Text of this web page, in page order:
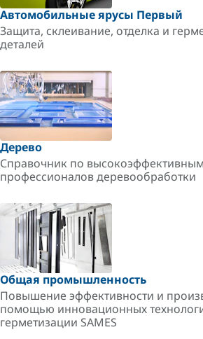
Автомобильные ярусы Первый
Защита, склеивание, отделка и
деталей
Дерево
Справочник по
профессионалов деревообработки
Общая промышленность
Повышение эффективности и
помощью инновационных
герметизации SAMES